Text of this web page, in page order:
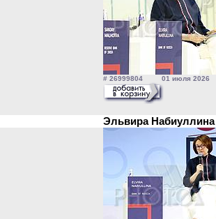
# 26999804 01 июля 2026
Эльвира Набиуллина